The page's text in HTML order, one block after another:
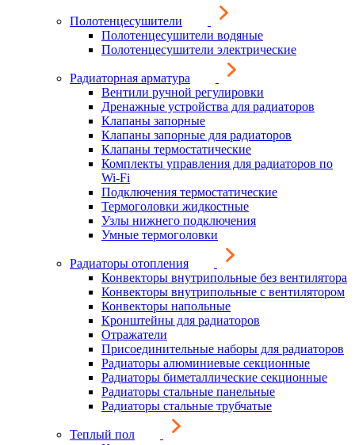
Полотенцесушители
Полотенцесушители водяные
Полотенцесушители электрические
Радиаторная арматура
Вентили ручной регулировки
Дренажные устройства для радиаторов
Клапаны запорные
Клапаны запорные для радиаторов
Клапаны термостатические
Комплекты управления для радиаторов по
Wi-Fi
Подключения термостатические
Термоголовки жидкостные
Узлы нижнего подключения
Умные термоголовки
Радиаторы отопления
Конвекторы внутрипольные без вентилятора
Конвекторы внутрипольные с вентилятором
Конвекторы напольные
Кронштейны для радиаторов
Отражатели
Присоединительные наборы для радиаторов
Радиаторы алюминиевые секционные
Радиаторы биметаллические секционные
Радиаторы стальные панельные
Радиаторы стальные трубчатые
Теплый пол